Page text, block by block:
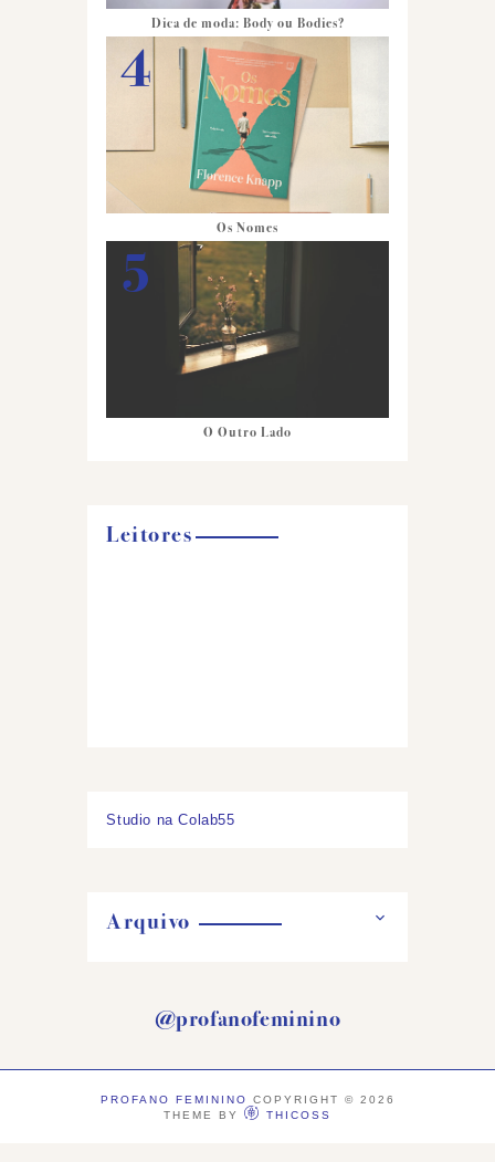
Dica de moda: Body ou Bodies?
Os Nomes
O Outro Lado
Leitores
Studio na Colab55
Arquivo
@profanofeminino
PROFANO FEMININO COPYRIGHT © 2026
THEME BY
THICOSS